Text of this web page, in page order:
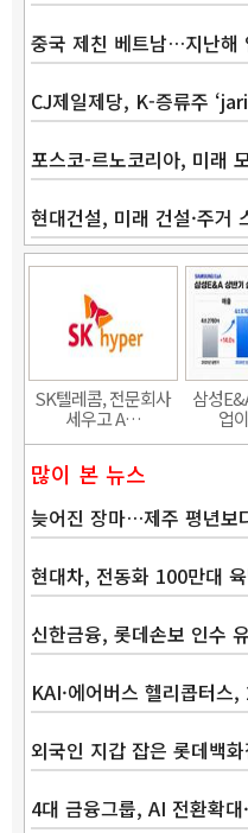
중국 제친 베트남…지난
CJ제일제당, K-증류주
포스코-르노코리아, 미래
현대건설, 미래 건설·주거
SK텔레콤, 전문회사
세우고 A…
삼성
업
많이 본 뉴스
늦어진 장마…제주 평년
현대차, 전동화 100만대
신한금융, 롯데손보 인수
KAI·에어버스 헬리콥터
외국인 지갑 잡은 롯데백
4대 금융그룹, AI 전환확